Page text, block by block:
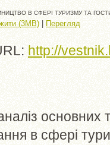
В СФЕРІ ТУРИЗМУ ТА
(3MB) | Перегляд
http://
основних
в сфері